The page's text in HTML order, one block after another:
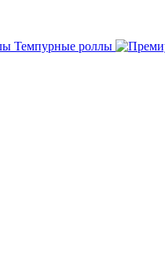
Темпурные роллы